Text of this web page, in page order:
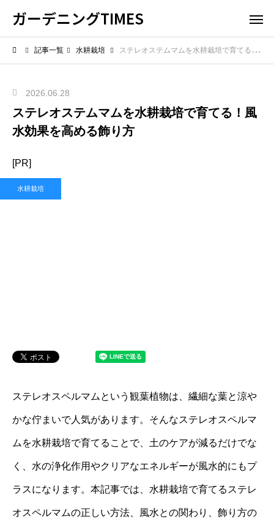
ガーデニングTIMES
記事一覧 水耕栽培 ステレオステムマムを水耕栽培で育てる！風水効果を高める飾り方
2026.06.28
ステレオステムマムを水耕栽培で育てる！風
水効果を高める飾り方
[PR]
水耕栽培
ステレオスペルマムという観葉植物は、繊細な葉と涼や
かな佇まいで人気があります。そんなステレオスペルマ
ムを水耕栽培で育てることで、土のケアが減るだけでな
く、水の浄化作用やクリアなエネルギーが風水的にもプ
ラスになります。本記事では、水耕栽培で育てるステレ
オスペルマムの正しい方法、風水との関わり、飾り方の